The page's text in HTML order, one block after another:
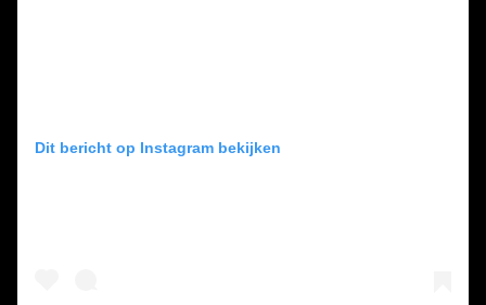
Dit bericht op Instagram bekijken